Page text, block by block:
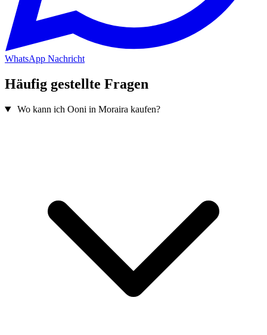
WhatsApp Nachricht
Häufig gestellte Fragen
Wo kann ich Ooni in Moraira kaufen?